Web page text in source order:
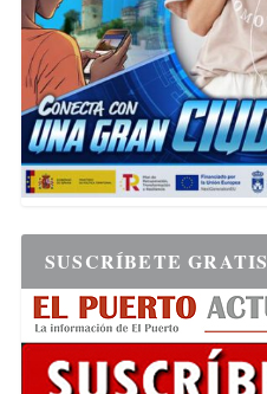
SUSCRÍBETE GRATIS